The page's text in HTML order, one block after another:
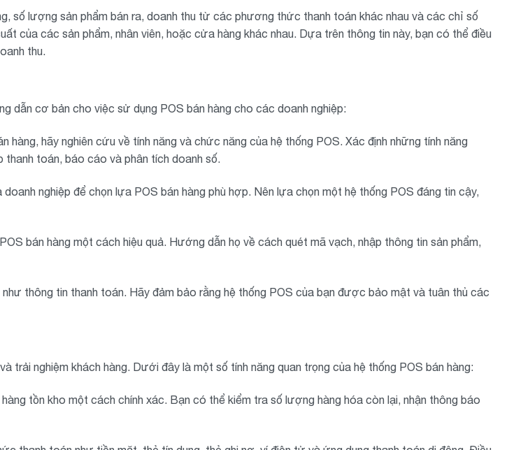
số lượng sản phẩm bán ra, doanh thu từ các phương thức thanh toán khác nhau và các chỉ số
của các sản phẩm, nhân viên, hoặc cửa hàng khác nhau. Dựa trên thông tin này, bạn có thể điều
thu.
dẫn cơ bản cho việc sử dụng POS bán hàng cho các doanh nghiệp:
hàng, hãy nghiên cứu về tính năng và chức năng của hệ thống POS. Xác định những tính năng
thanh toán, báo cáo và phân tích doanh số.
nghiệp để chọn lựa POS bán hàng phù hợp. Nên lựa chọn một hệ thống POS đáng tin cậy,
bán hàng một cách hiệu quả. Hướng dẫn họ về cách quét mã vạch, nhập thông tin sản phẩm,
thông tin thanh toán. Hãy đảm bảo rằng hệ thống POS của bạn được bảo mật và tuân thủ các
trải nghiệm khách hàng. Dưới đây là một số tính năng quan trọng của hệ thống POS bán hàng:
tồn kho một cách chính xác. Bạn có thể kiểm tra số lượng hàng hóa còn lại, nhận thông báo